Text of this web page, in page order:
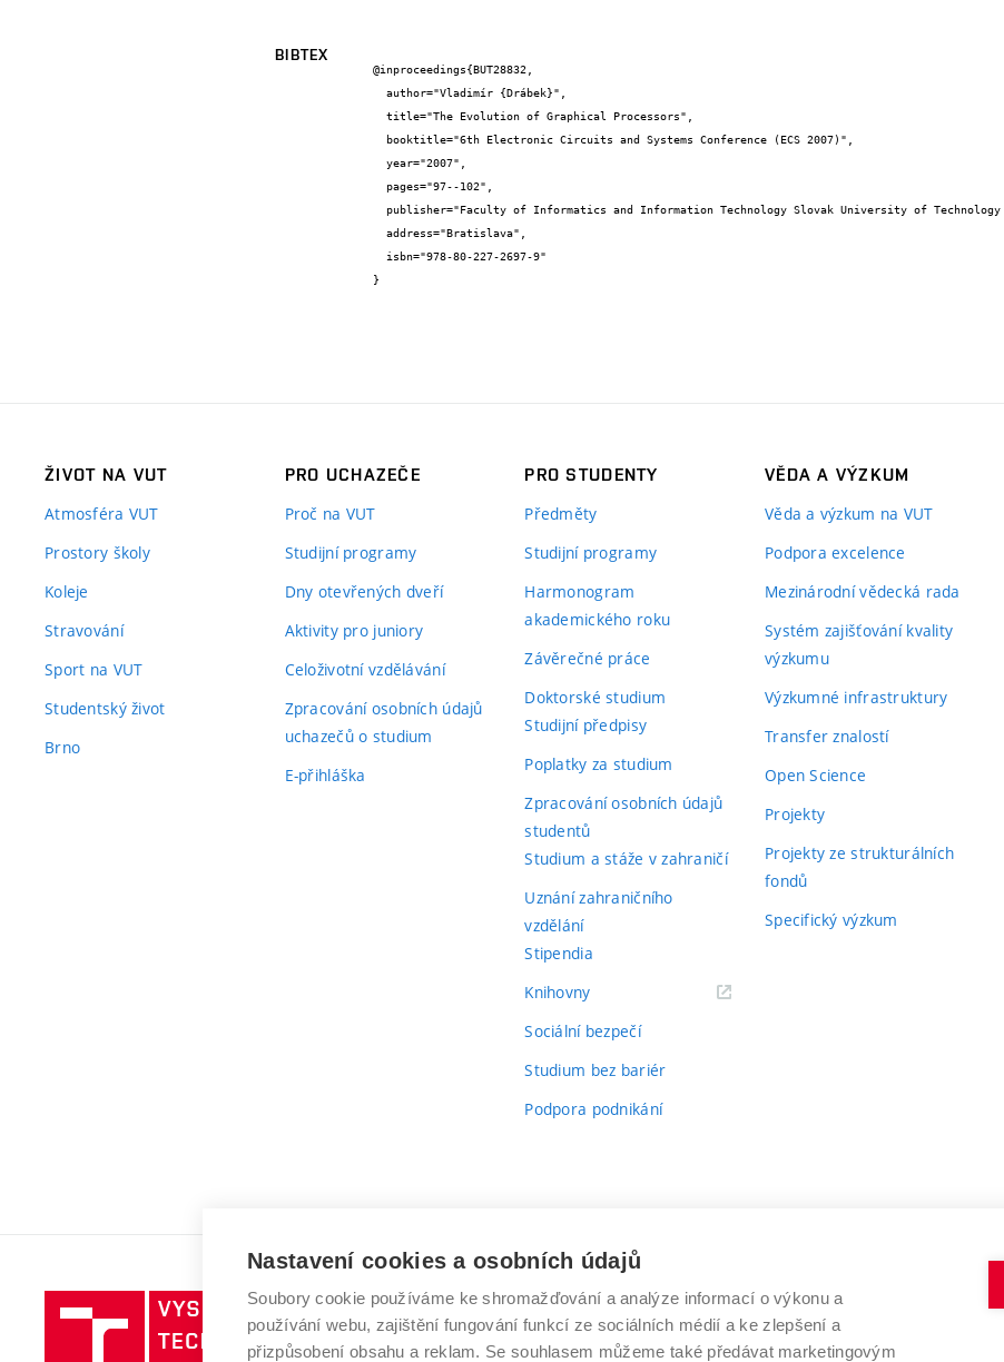
BIBTEX
@inproceedings{BUT28832,
}
ŽIVOT NA VUT
Atmosféra VUT
Prostory školy
Koleje
Stravování
Sport na VUT
Studentský život
Brno
PRO UCHAZEČE
Proč na VUT
Studijní programy
Dny otevřených dveří
Aktivity pro juniory
Celoživotní vzdělávání
Zpracování osobních údajů
uchazečů o studium
E-přihláška
PRO STUDENTY
Předměty
Studijní programy
Harmonogram
akademického roku
Závěrečné práce
Doktorské studium
Studijní předpisy
Poplatky za studium
Zpracování osobních údajů
studentů
Studium a stáže v zahraničí
Uznání zahraničního
vzdělání
Stipendia
Knihovny(externí
Sociální bezpečí
Studium bez bariér
Podpora podnikání
VĚDA A VÝZKUM
Věda a výzkum na VUT
Podpora excelence
Mezinárodní vědecká rada
Systém zajišťování kvality
výzkumu
Výzkumné infrastruktury
Transfer znalostí
Open Science
Projekty
Projekty ze strukturálních
fondů
Specifický výzkum
Vysoké
učení
VYSOKÉ UČENÍ TECHNICKÉ V BRNĚ
Antonínská 548/1
www.vut.cz
Nastavení cookies a osobních údajů
Soubory cookie používáme ke shromažďování a analýze informací o výkonu a
používání webu, zajištění fungování funkcí ze sociálních médií a ke zlepšení a
přizpůsobení obsahu a reklam. Se souhlasem můžeme také předávat marketingovým